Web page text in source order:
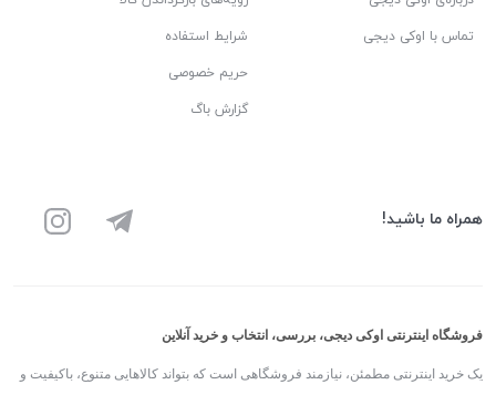
تماس با اوکی دیجی شرایط استفاده
حریم خصوصی
گزارش باگ
همراه ما باشید!
فروشگاه اینترنتی اوکی دیجی، بررسی، انتخاب و خرید آنلاین
یک خرید اینترنتی مطمئن، نیازمند فروشگاهی است که بتواند کالاهایی متنوع، باکیفیت و